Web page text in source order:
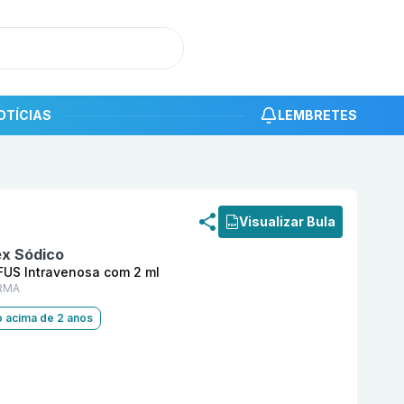
LEMBRETES
Visualizar Bula
Sódico
Intravenosa com 2 ml
de 2 anos